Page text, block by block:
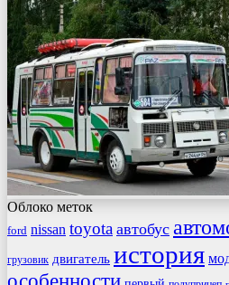
Облоко меток
ford nissan toyota автобус
грузовик двигатель история